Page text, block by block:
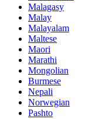
Malagasy
Malay
Malayalam
Maltese
Maori
Marathi
Mongolian
Burmese
Nepali
Norwegian
Pashto